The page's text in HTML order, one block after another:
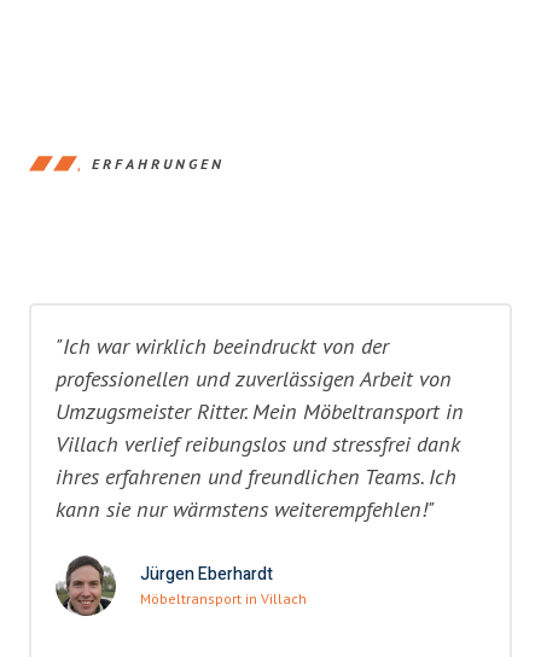
ERFAHRUNGEN
"Ich war wirklich beeindruckt von der
professionellen und zuverlässigen Arbeit von
Umzugsmeister Ritter. Mein Möbeltransport in
Villach verlief reibungslos und stressfrei dank
ihres erfahrenen und freundlichen Teams. Ich
kann sie nur wärmstens weiterempfehlen!"
Jürgen Eberhardt
Möbeltransport in Villach